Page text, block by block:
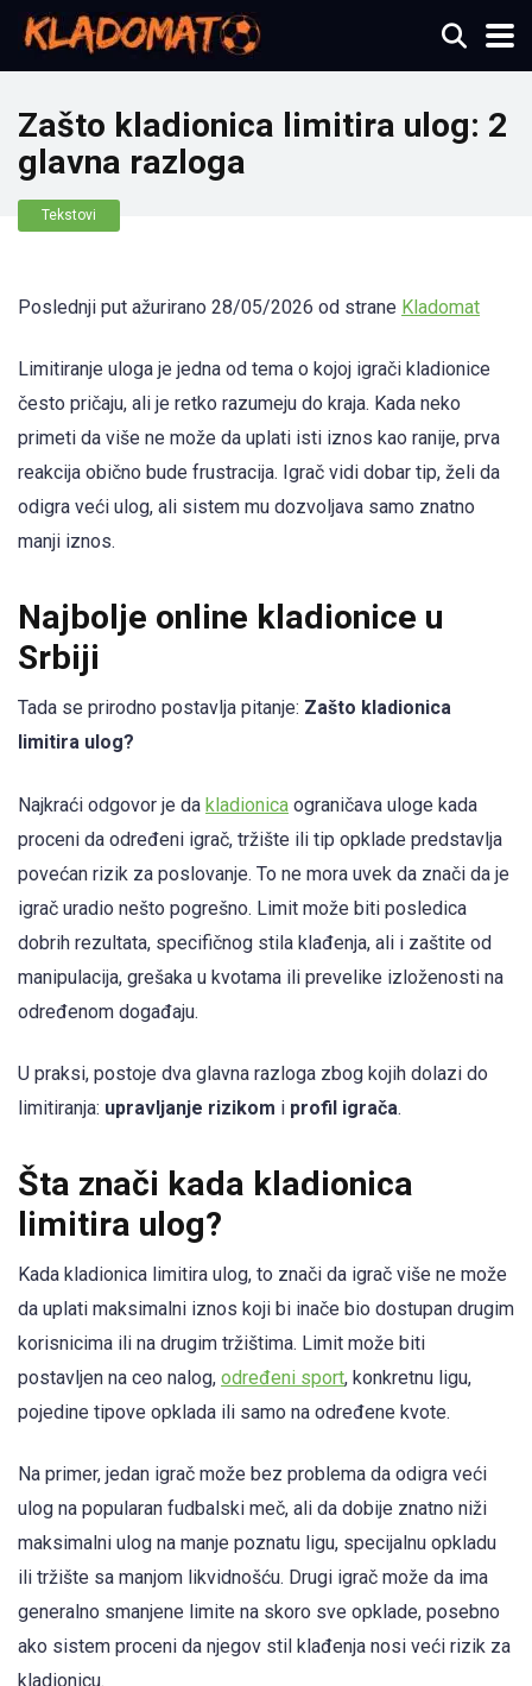
Zašto kladionica limitira ulog: 2
glavna razloga
Tekstovi
Poslednji put ažurirano 28/05/2026 od strane Kladomat
Limitiranje uloga je jedna od tema o kojoj igrači kladionice
često pričaju, ali je retko razumeju do kraja. Kada neko
primeti da više ne može da uplati isti iznos kao ranije, prva
reakcija obično bude frustracija. Igrač vidi dobar tip, želi da
odigra veći ulog, ali sistem mu dozvoljava samo znatno
manji iznos.
Najbolje online kladionice u
Srbiji
Tada se prirodno postavlja pitanje: Zašto kladionica
limitira ulog?
Najkraći odgovor je da kladionica ograničava uloge kada
proceni da određeni igrač, tržište ili tip opklade predstavlja
povećan rizik za poslovanje. To ne mora uvek da znači da je
igrač uradio nešto pogrešno. Limit može biti posledica
dobrih rezultata, specifičnog stila klađenja, ali i zaštite od
manipulacija, grešaka u kvotama ili prevelike izloženosti na
određenom događaju.
U praksi, postoje dva glavna razloga zbog kojih dolazi do
limitiranja: upravljanje rizikom i profil igrača.
Šta znači kada kladionica
limitira ulog?
Kada kladionica limitira ulog, to znači da igrač više ne može
da uplati maksimalni iznos koji bi inače bio dostupan drugim
korisnicima ili na drugim tržištima. Limit može biti
postavljen na ceo nalog, određeni sport, konkretnu ligu,
pojedine tipove opklada ili samo na određene kvote.
Na primer, jedan igrač može bez problema da odigra veći
ulog na popularan fudbalski meč, ali da dobije znatno niži
maksimalni ulog na manje poznatu ligu, specijalnu opkladu
ili tržište sa manjom likvidnošću. Drugi igrač može da ima
generalno smanjene limite na skoro sve opklade, posebno
ako sistem proceni da njegov stil klađenja nosi veći rizik za
kladionicu.